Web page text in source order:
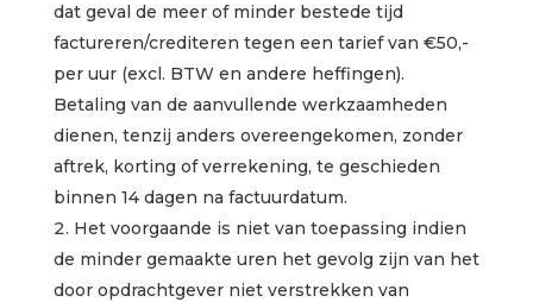
dat geval de meer of minder bestede tijd
factureren/crediteren tegen een tarief van €50,-
per uur (excl. BTW en andere heffingen).
Betaling van de aanvullende werkzaamheden
dienen, tenzij anders overeengekomen, zonder
aftrek, korting of verrekening, te geschieden
binnen 14 dagen na factuurdatum.
Het voorgaande is niet van toepassing indien
de minder gemaakte uren het gevolg zijn van het
door opdrachtgever niet verstrekken van